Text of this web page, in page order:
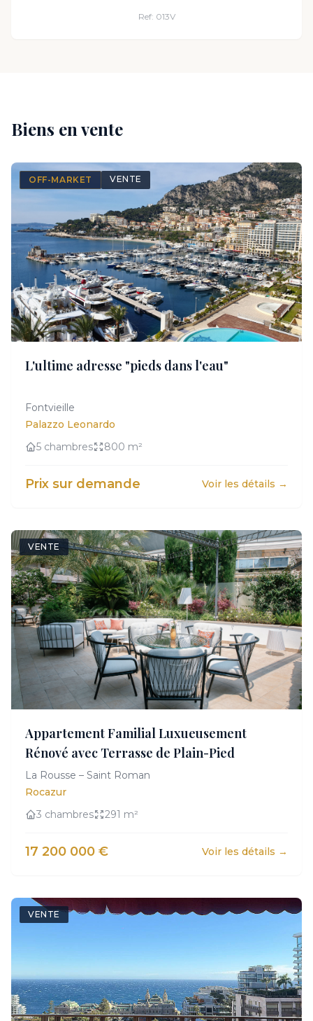
Ref: 013V
Biens en vente
Acces exclusif sur demande
OFF-MARKET VENTE
L'ultime adresse "pieds dans l'eau"
Fontvieille
Palazzo Leonardo
5 chambres
800 m²
Prix sur demande Voir les détails →
VENTE
Appartement Familial Luxueusement
Rénové avec Terrasse de Plain-Pied
La Rousse – Saint Roman
Rocazur
3 chambres
291 m²
17 200 000 € Voir les détails →
VENTE